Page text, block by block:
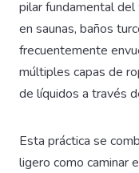
pilar fundamental
en saunas, baños
frecuentemente
múltiples capas de
de líquidos a través
Esta práctica se
ligero como caminar